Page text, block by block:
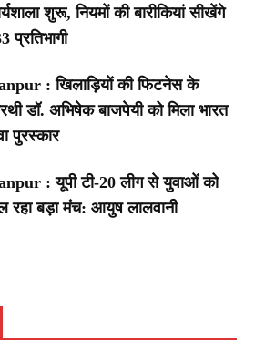
शुरू, नियमों की बारीकियां सीखेंगे
प्रतिभागी
: खिलाड़ियों की फिटनेस के
डॉ. अभिषेक बाजपेयी को मिला भारत
पुरस्कार
: यूपी टी-20 लीग से युवाओं को
रहा बड़ा मंच: आयुष लालवानी